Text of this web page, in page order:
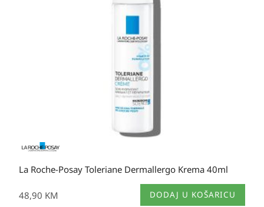
La Roche-Posay Toleriane Dermallergo Krema 40ml
48,90 KM DODAJ U KOŠARICU